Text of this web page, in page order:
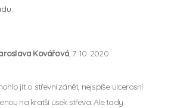
Kovářová, 7. 10. 2020
jít o střevní zánět, nejspíše ulcerosní
na kratší úsek střeva. Ale tady